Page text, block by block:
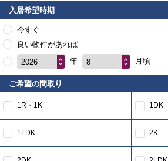
入居希望時期
今すぐ
良い物件があれば
2026
年 8 月頃
ご希望の間取り
1R・1K 1DK
1LDK 2K